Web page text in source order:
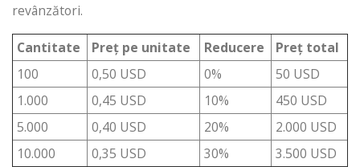
revânzători.
Cantitate Preț pe unitate Reducere
Preț total
100
0,50 USD 0%
50 USD
1.000
0,45 USD 10%
450 USD
5.000
0,40 USD 20%
2.000 USD
10.000
0,35 USD 30% 3.500 USD